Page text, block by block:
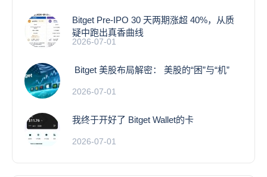
Bitget Pre-IPO 30 天两期涨超 40%，从质
疑中跑出真香曲线
2026-07-01
Bitget 美股布局解密： 美股的“困”与“机”
2026-07-01
我终于开好了 Bitget Wallet的卡
2026-07-01